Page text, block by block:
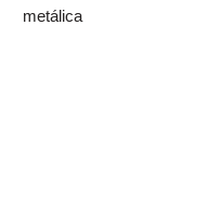
metálica